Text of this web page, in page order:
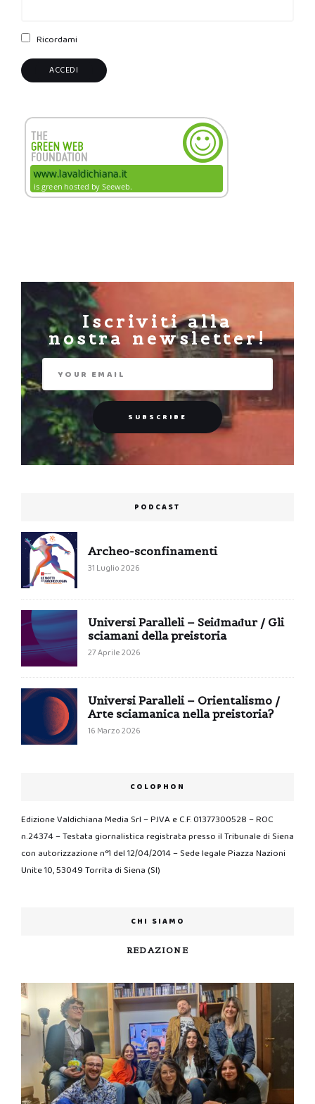
Ricordami
Iscriviti alla
nostra newsletter!
PODCAST
Archeo-sconfinamenti
31 Luglio 2026
Universi Paralleli – Seiđmađur / Gli
sciamani della preistoria
27 Aprile 2026
Universi Paralleli – Orientalismo /
Arte sciamanica nella preistoria?
16 Marzo 2026
COLOPHON
Edizione Valdichiana Media Srl – P.IVA e C.F. 01377300528 – ROC
n.24374 – Testata giornalistica registrata presso il Tribunale di Siena
con autorizzazione n°1 del 12/04/2014 – Sede legale Piazza Nazioni
Unite 10, 53049 Torrita di Siena (SI)
CHI SIAMO
REDAZIONE